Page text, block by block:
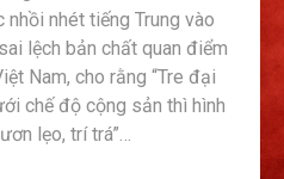
nhét tiếng Trung vào
lệch bản chất quan điểm
Nam, cho rằng “Tre đại
chế độ cộng sản thì hình
lẹo, trí trá”…